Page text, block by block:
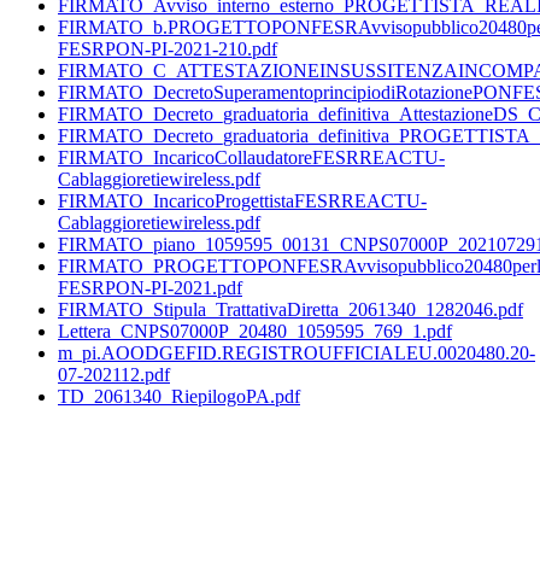
FESRPON-PI-2021-210.pdf
FIRMATO_IncaricoCollaudatoreFESRREACTU-
Cablaggioretiewireless.pdf
FIRMATO_IncaricoProgettistaFESRREACTU-
Cablaggioretiewireless.pdf
FESRPON-PI-2021.pdf
FIRMATO_Stipula_TrattativaDiretta_2061340_1282046.pdf
Lettera_CNPS07000P_20480_1059595_769_1.pdf
m_pi.AOODGEFID.REGISTROUFFICIALEU.0020480.20-
07-202112.pdf
TD_2061340_RiepilogoPA.pdf